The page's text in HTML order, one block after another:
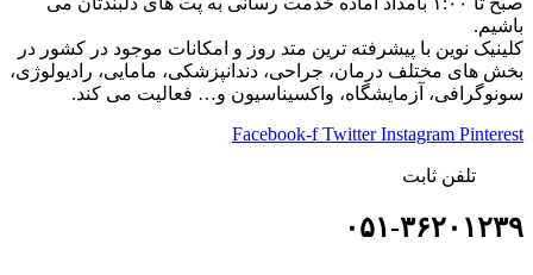
باشیم.
کلینیک نوین با پیشرفته ترین متد روز و امکانات موجود در کشور در
بخش های مختلف درمان، جراحی، دندانپزشکی، مامایی، رادیولوژی،
سونوگرافی، آزمایشگاه، واکسیناسیون و… فعالیت می کند.
Facebook-f Twitter Instagram Pinterest
تلفن ثابت
۰۵۱-۳۶۲۰۱۲۳۹